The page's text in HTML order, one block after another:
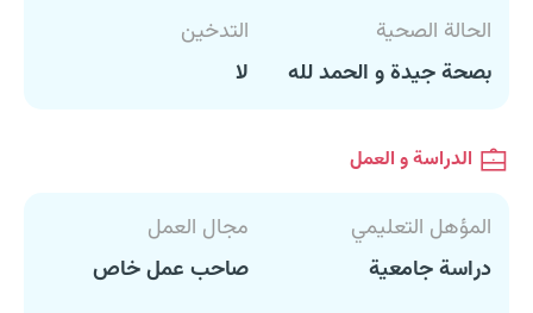
الحالة الصحية
بصحة جيدة و الحمد لله
التدخين
لا
الدراسة و العمل
المؤهل التعليمي
دراسة جامعية
مجال العمل
صاحب عمل خاص